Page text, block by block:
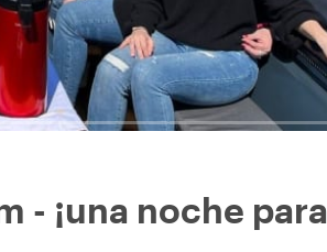
- ¡una noche para